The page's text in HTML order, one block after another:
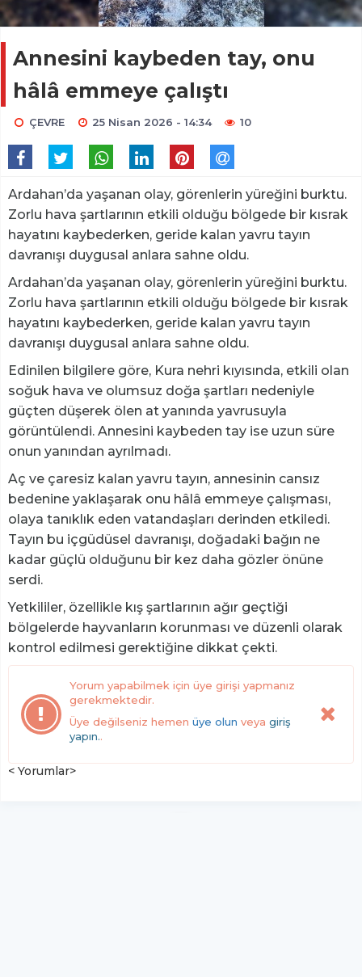
Annesini kaybeden tay, onu
hâlâ emmeye çalıştı
ÇEVRE 25 Nisan 2026 - 14:34 10
Ardahan’da yaşanan olay, görenlerin yüreğini burktu.
Zorlu hava şartlarının etkili olduğu bölgede bir kısrak
hayatını kaybederken, geride kalan yavru tayın
davranışı duygusal anlara sahne oldu.
Ardahan’da yaşanan olay, görenlerin yüreğini burktu.
Zorlu hava şartlarının etkili olduğu bölgede bir kısrak
hayatını kaybederken, geride kalan yavru tayın
davranışı duygusal anlara sahne oldu.
Edinilen bilgilere göre, Kura nehri kıyısında, etkili olan
soğuk hava ve olumsuz doğa şartları nedeniyle
güçten düşerek ölen at yanında yavrusuyla
görüntülendi. Annesini kaybeden tay ise uzun süre
onun yanından ayrılmadı.
Aç ve çaresiz kalan yavru tayın, annesinin cansız
bedenine yaklaşarak onu hâlâ emmeye çalışması,
olaya tanıklık eden vatandaşları derinden etkiledi.
Tayın bu içgüdüsel davranışı, doğadaki bağın ne
kadar güçlü olduğunu bir kez daha gözler önüne
serdi.
Yetkililer, özellikle kış şartlarının ağır geçtiği
bölgelerde hayvanların korunması ve düzenli olarak
kontrol edilmesi gerektiğine dikkat çekti.
Yorum yapabilmek için üye girişi yapmanız
gerekmektedir.
Üye değilseniz hemen üye olun veya giriş
yapın..
< Yorumlar>